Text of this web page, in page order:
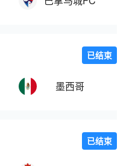
墨西哥
已结束
已结束